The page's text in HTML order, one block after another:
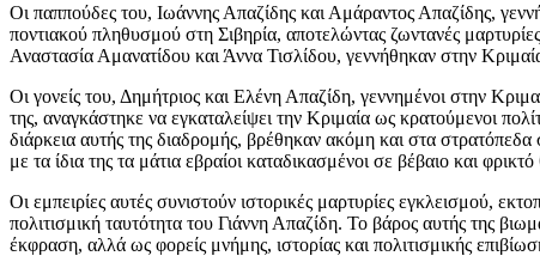
Οι παππούδες του, Ιωάννης Απαζίδης και Αμάραντος Απαζίδης,
ποντιακού πληθυσμού στη Σιβηρία, αποτελώντας ζωντανές
Αναστασία Αμανατίδου και Άννα Τισλίδου, γεννήθηκαν στην
Οι γονείς του, Δημήτριος και Ελένη Απαζίδη, γεννημένοι στην
της, αναγκάστηκε να εγκαταλείψει την Κριμαία ως κρατούμενοι
διάρκεια αυτής της διαδρομής, βρέθηκαν ακόμη και στα
με τα ίδια της τα μάτια εβραίοι καταδικασμένοι σε βέβαιο και
Οι εμπειρίες αυτές συνιστούν ιστορικές μαρτυρίες εγκλεισμού,
πολιτισμική ταυτότητα του Γιάννη Απαζίδη. Το βάρος αυτής της
έκφραση, αλλά ως φορείς μνήμης, ιστορίας και πολιτισμικής